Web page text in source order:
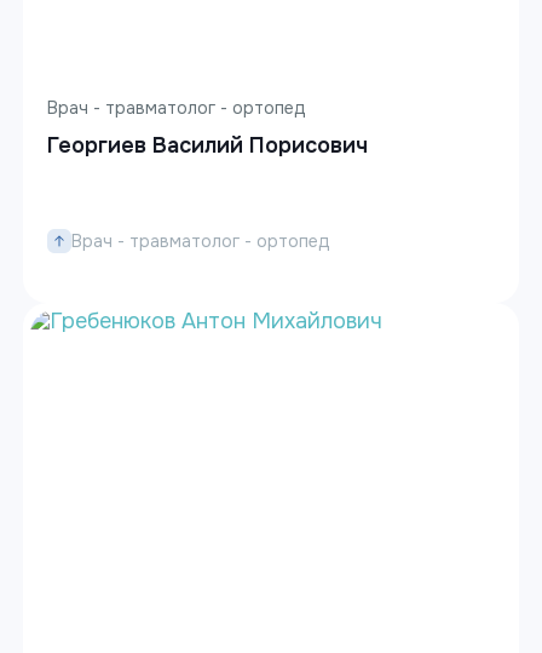
Врач - травматолог - ортопед
Георгиев Василий Порисович
Врач - травматолог - ортопед